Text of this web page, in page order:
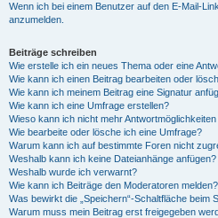
Wenn ich bei einem Benutzer auf den E-Mail-
anzumelden.
Beiträge schreiben
Wie erstelle ich ein neues Thema oder eine
Wie kann ich einen Beitrag bearbeiten oder
Wie kann ich meinem Beitrag eine Signatur
Wie kann ich eine Umfrage erstellen?
Wieso kann ich nicht mehr
Wie bearbeite oder lösche ich eine Umfrage?
Warum kann ich auf bestimmte Foren nicht
Weshalb kann ich keine Dateianhänge anfügen?
Weshalb wurde ich verwarnt?
Wie kann ich Beiträge den Moderatoren melden?
Was bewirkt die „Speichern“-Schaltfläche beim
Warum muss mein Beitrag erst freigegeben